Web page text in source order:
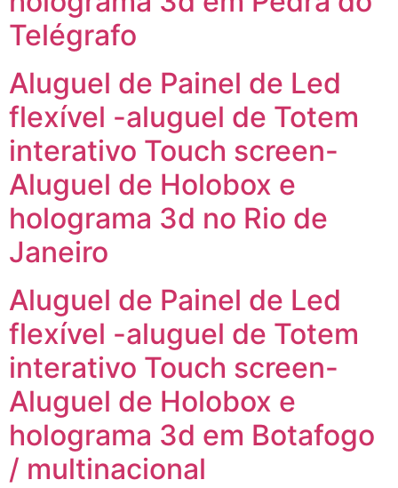
Telégrafo
Aluguel de Painel de Led
flexível -aluguel de Totem
interativo Touch screen-
Aluguel de Holobox e
holograma 3d no Rio de
Janeiro
Aluguel de Painel de Led
flexível -aluguel de Totem
interativo Touch screen-
Aluguel de Holobox e
holograma 3d em Botafogo
/ multinacional